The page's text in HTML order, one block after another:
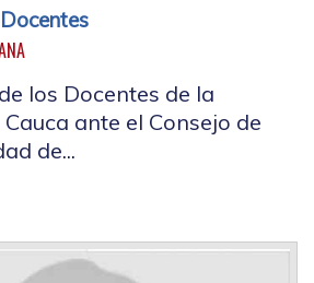
los Docentes de la
ante el Consejo de
de...